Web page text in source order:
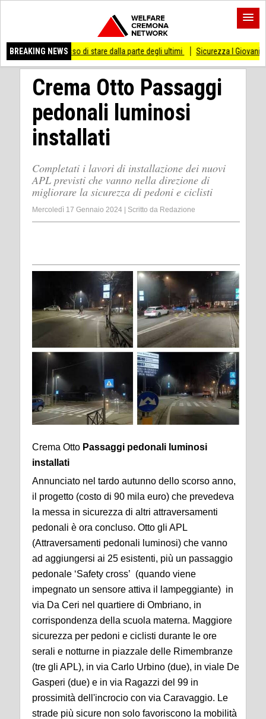
BREAKING NEWS
smesso di stare dalla parte degli ultimi Sicurezza I Giovani Democratici
Crema Otto Passaggi
pedonali luminosi
installati
Completati i lavori di installazione dei nuovi
APL previsti che vanno nella direzione di
migliorare la sicurezza di pedoni e ciclisti
Mercoledì 17 Gennaio 2024 Scritto da Redazione
Crema Otto Passaggi pedonali luminosi
installati
Annunciato nel tardo autunno dello scorso anno,
il progetto (costo di 90 mila euro) che prevedeva
la messa in sicurezza di altri attraversamenti
pedonali è ora concluso. Otto gli APL
(Attraversamenti pedonali luminosi) che vanno
ad aggiungersi ai 25 esistenti, più un passaggio
pedonale ‘Safety cross’ (quando viene
impegnato un sensore attiva il lampeggiante) in
via Da Ceri nel quartiere di Ombriano, in
corrispondenza della scuola materna. Maggiore
sicurezza per pedoni e ciclisti durante le ore
serali e notturne in piazzale delle Rimembranze
(tre gli APL), in via Carlo Urbino (due), in viale De
Gasperi (due) e in via Ragazzi del 99 in
prossimità dell'incrocio con via Caravaggio. Le
strade più sicure non solo favoriscono la mobilità